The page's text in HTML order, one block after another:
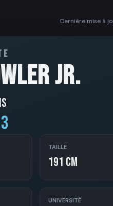
Dernière mise à
JR.
TAILLE
191 cm
UNIVERSITÉ